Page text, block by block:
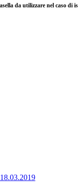
da utilizzare nel caso di